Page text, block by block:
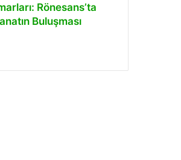
Rönesans’ta
Buluşması